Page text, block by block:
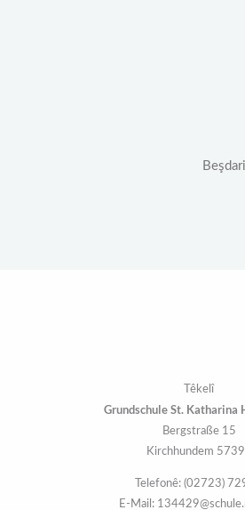
Têkelî
Grundschule St. Katharina
Bergstraße 15
57399
Telefonê: (02723)
E-Mail: